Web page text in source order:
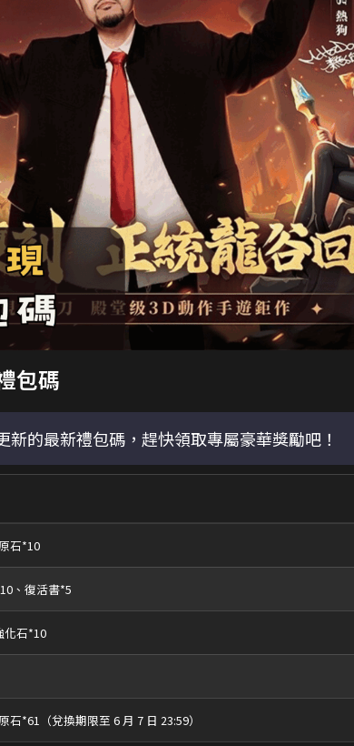
包碼
的最新禮包碼，趕快領取專屬豪華獎勵吧！
石*10
、復活書*5
化石*10
石*61（兌換期限至 6 月 7 日 23:59）